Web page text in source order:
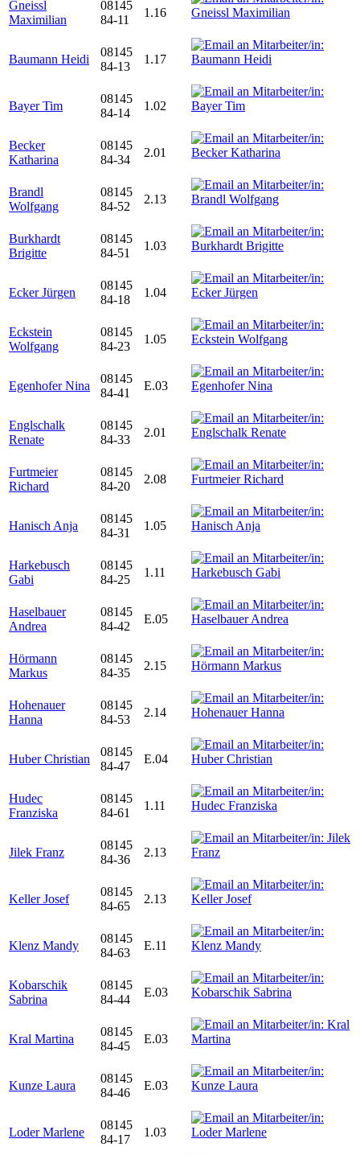
Gneissl
Maximilian
08145
84-11
1.16
Baumann Heidi
08145
84-13
1.17
Bayer Tim
08145
84-14
1.02
Becker
Katharina
08145
84-34
2.01
Brandl
Wolfgang
08145
84-52
2.13
Burkhardt
Brigitte
08145
84-51
1.03
Ecker Jürgen
08145
84-18
1.04
Eckstein
Wolfgang
08145
84-23
1.05
Egenhofer Nina
08145
84-41
E.03
Englschalk
Renate
08145
84-33
2.01
Furtmeier
Richard
08145
84-20
2.08
Hanisch Anja
08145
84-31
1.05
Harkebusch
Gabi
08145
84-25
1.11
Haselbauer
Andrea
08145
84-42
E.05
Hörmann
Markus
08145
84-35
2.15
Hohenauer
Hanna
08145
84-53
2.14
Huber Christian
08145
84-47
E.04
Hudec
Franziska
08145
84-61
1.11
Jilek Franz
08145
84-36
2.13
Keller Josef
08145
84-65
2.13
Klenz Mandy
08145
84-63
E.11
Kobarschik
Sabrina
08145
84-44
E.03
Kral Martina
08145
84-45
E.03
Kunze Laura
08145
84-46
E.03
Loder Marlene
08145
84-17
1.03